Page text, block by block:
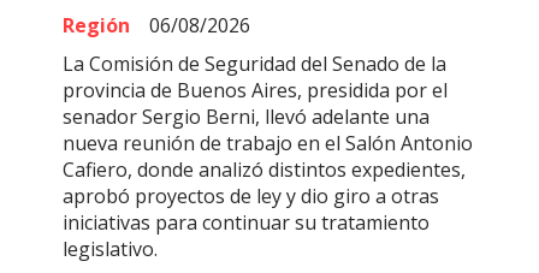
Región
06/08/2026
La Comisión de Seguridad del Senado de la
provincia de Buenos Aires, presidida por el
senador Sergio Berni, llevó adelante una
nueva reunión de trabajo en el Salón Antonio
Cafiero, donde analizó distintos expedientes,
aprobó proyectos de ley y dio giro a otras
iniciativas para continuar su tratamiento
legislativo.